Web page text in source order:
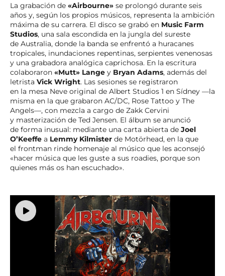
La grabación de «Airbourne» se prolongó durante seis
años y, según los propios músicos, representa la ambición
máxima de su carrera. El disco se grabó en Music Farm
Studios, una sala escondida en la jungla del sureste
de Australia, donde la banda se enfrentó a huracanes
tropicales, inundaciones repentinas, serpientes venenosas
y una grabadora analógica caprichosa. En la escritura
colaboraron «Mutt» Lange y Bryan Adams, además del
letrista Vick Wright. Las sesiones se registraron
en la mesa Neve original de Albert Studios 1 en Sídney —la
misma en la que grabaron AC/DC, Rose Tattoo y The
Angels—, con mezcla a cargo de Zakk Cervini
y masterización de Ted Jensen. El álbum se anunció
de forma inusual: mediante una carta abierta de Joel
O’Keeffe a Lemmy Kilmister de Motörhead, en la que
el frontman rinde homenaje al músico que les aconsejó
«hacer música que les guste a sus roadies, porque son
quienes más os han escuchado».